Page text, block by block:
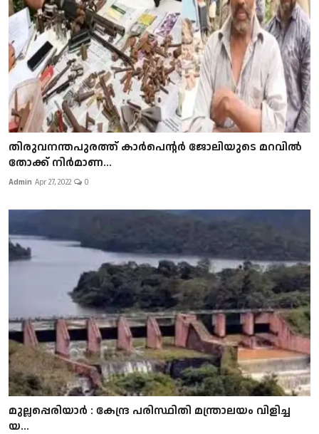
തിരുവനന്തപുരത്ത് കാർപെന്റർ ജോലിയുടെ മറവിൽ
തോക്ക് നിർമാണ...
Admin Apr 27, 2022 0
മുല്ലപ്പെരിയാർ : കേന്ദ്ര പരിസ്ഥിതി മന്ത്രാലയം വിളിച്ച
യ...